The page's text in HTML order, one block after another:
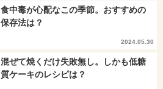
食中毒が心配なこの季節。おすすめの
保存法は？
2024.05.30
混ぜて焼くだけ失敗無し。しかも低糖
質ケーキのレシピは？